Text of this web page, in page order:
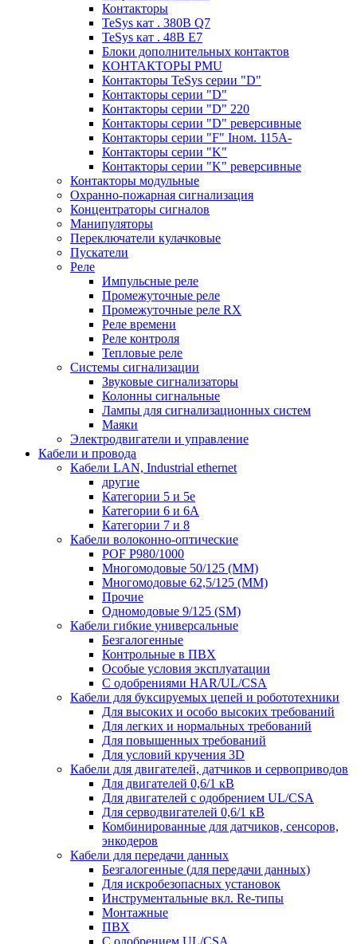
Контакторы
TeSys кат . 380В Q7
TeSys кат . 48В E7
Блоки дополнительных контактов
КОНТАКТОРЫ PMU
Контакторы TeSys серии "D"
Контакторы серии "D"
Контакторы серии "D" 220
Контакторы серии "D" реверсивные
Контакторы серии "F" Iном. 115А-
Контакторы серии "K"
Контакторы серии "K" реверсивные
Контакторы модульные
Охранно-пожарная сигнализация
Концентраторы сигналов
Манипуляторы
Переключатели кулачковые
Пускатели
Реле
Импульсные реле
Промежуточные реле
Промежуточные реле RX
Реле времени
Реле контроля
Тепловые реле
Системы сигнализации
Звуковые сигнализаторы
Колонны сигнальные
Лампы для сигнализационных систем
Маяки
Электродвигатели и управление
Кабели и провода
Кабели LAN, Industrial ethernet
другие
Категории 5 и 5е
Категории 6 и 6A
Категории 7 и 8
Кабели волоконно-оптические
POF P980/1000
Многомодовые 50/125 (ММ)
Многомодовые 62,5/125 (ММ)
Прочие
Одномодовые 9/125 (SM)
Кабели гибкие универсальные
Безгалогенные
Контрольные в ПВХ
Особые условия эксплуатации
С одобрениями HAR/UL/CSA
Кабели для буксируемых цепей и робототехники
Для высоких и особо высоких требований
Для легких и нормальных требований
Для повышенных требований
Для условий кручения 3D
Кабели для двигателей, датчиков и сервоприводов
Для двигателей 0,6/1 кВ
Для двигателей с одобрением UL/CSA
Для серводвигателей 0,6/1 кВ
Комбинированные для датчиков, cенсоров,
энкодеров
Кабели для передачи данных
Безгалогенные (для передачи данных)
Для искробезопасных установок
Инструментальные вкл. Re-типы
Монтажные
ПВХ
С одобрением UL/CSA